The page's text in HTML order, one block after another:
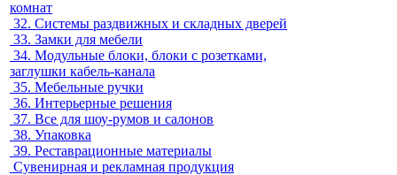
комнат
32. Системы раздвижных и складных дверей
33. Замки для мебели
34. Модульные блоки, блоки с розетками,
заглушки кабель-канала
35. Мебельные ручки
36. Интерьерные решения
37. Все для шоу-румов и салонов
38. Упаковка
39. Реставрационные материалы
Сувенирная и рекламная продукция